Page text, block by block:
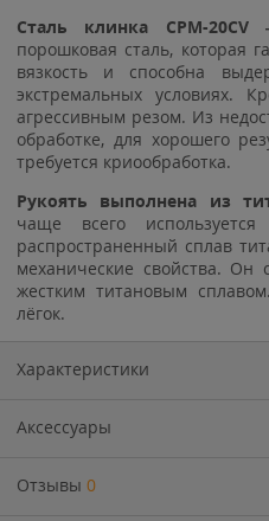
Сталь клинка CPM-20CV
порошковая сталь, которая
вязкость и способна
экстремальных условиях.
агрессивным резом. Из
обработке, для хорошего
требуется криообработка.
Рукоять выполнена из
чаще всего
распространенный сплав
механические свойства.
жестким титановым
лёгок.
Характеристики
Аксессуары
Отзывы 0